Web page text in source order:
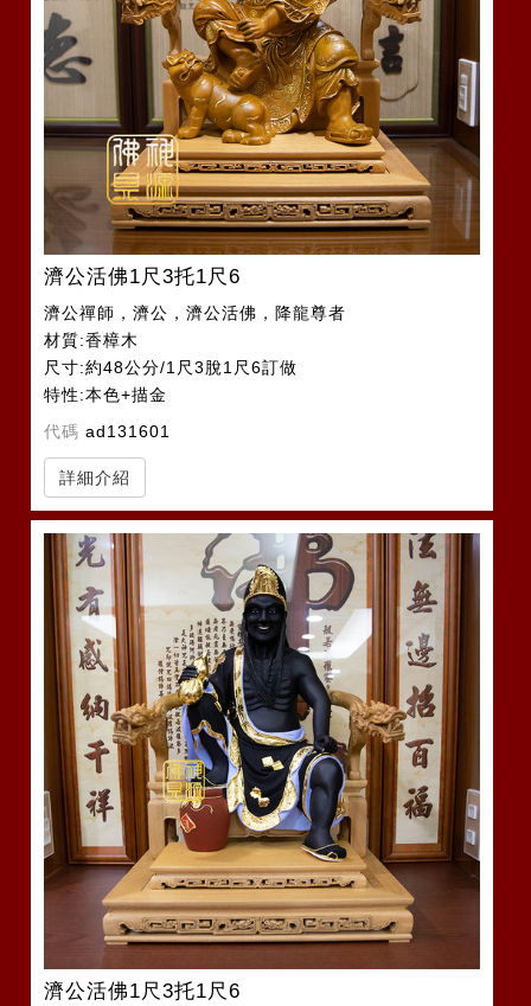
濟公活佛1尺3托1尺6
濟公禪師，濟公，濟公活佛，降龍尊者
材質:香樟木
尺寸:約48公分/1尺3脫1尺6訂做
特性:本色+描金
1尺3脫1尺6訂做
代碼 ad131601
詳細介紹
濟公活佛1尺3托1尺6